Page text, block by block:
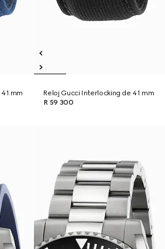
mm
Reloj Gucci Interlocking de 41 mm
R 59 300